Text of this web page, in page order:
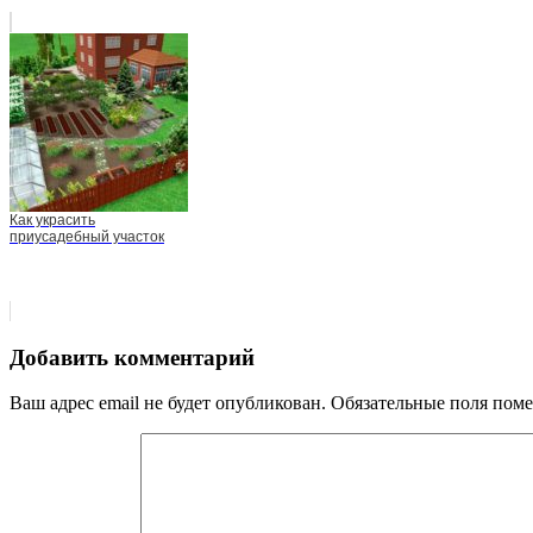
Как украсить
приусадебный участок
Добавить комментарий
Ваш адрес email не будет опубликован. Обязательные поля